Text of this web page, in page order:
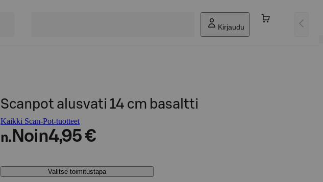
Kirjaudu
Scanpot alusvati 14 cm basaltti
Kaikki Scan-Pot-tuotteet
n. Noin4,95 €
Valitse toimitustapa